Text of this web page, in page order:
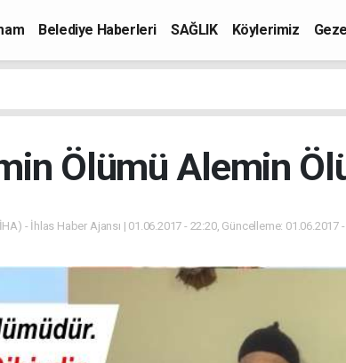
Belediye Haberleri SAĞLIK Köylerimiz
Ölümü Alemin
- İhlas Haber Ajansı | 01.06.2017 - 22:20, Güncelleme: 01.06.2017